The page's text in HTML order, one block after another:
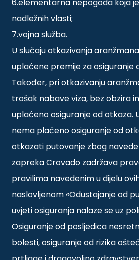
6.elementarna nepogoda koja
nadležnih vlasti;
7.vojna služba.
U slučaju otkazivanja
uplaćene premije za osiguranje
Također, pri otkazivanju
trošak nabave viza, bez obzira
uplaćeno osiguranje od otkaza.
nema plaćeno osiguranje od
otkazati putovanje zbog
zapreka Crovado zadržava
pravilima navedenim u dijelu
naslovljenom «Odustajanje od
uvjeti osiguranja nalaze se uz
Osiguranje od posljedica
bolesti, osiguranje od rizika